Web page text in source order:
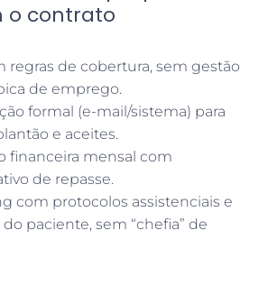
o contrato
regras de cobertura, sem gestão
de emprego.
formal (e-mail/sistema) para
e aceites.
financeira mensal com
de repasse.
com protocolos assistenciais e
paciente, sem “chefia” de